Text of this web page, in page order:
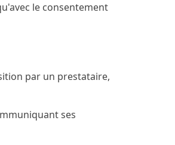
le consentement
par un prestataire,
ses